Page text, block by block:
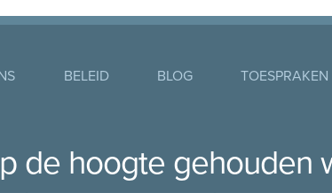
BELEID BLOG TOESPRAKEN
de hoogte gehouden